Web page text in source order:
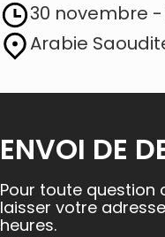
30 novembre
Arabie
ENVOI DE
Pour toute question
laisser votre
heures.